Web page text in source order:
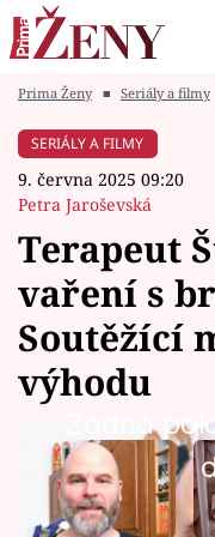
Módní alarm
Témata
Celebrity
Seriály
Prima Ženy ■ Seriály a filmy
SERIÁLY A FILMY
9. června 2025 09:20
Petra Jaroševská
Terapeut
vaření s
Soutěžící
výhodu
Žádná